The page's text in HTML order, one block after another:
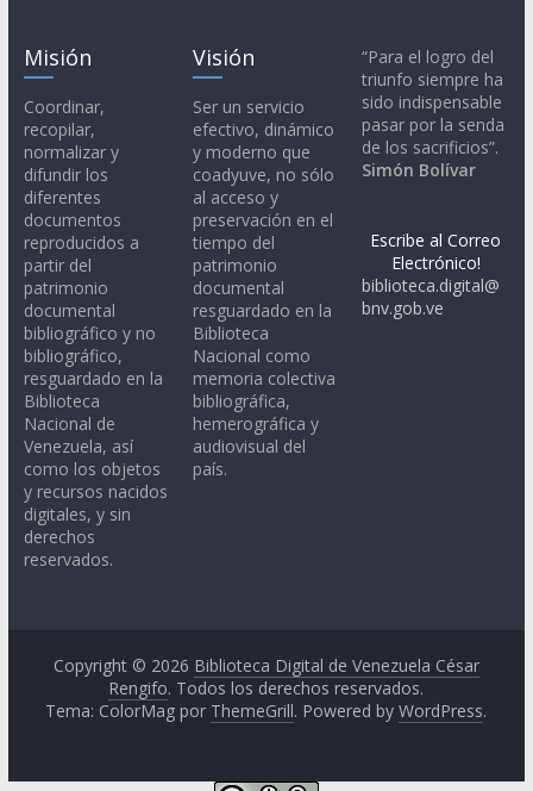
Misión
Coordinar,
recopilar,
normalizar y
difundir los
diferentes
documentos
reproducidos a
partir del
patrimonio
documental
bibliográfico y no
bibliográfico,
resguardado en la
Biblioteca
Nacional de
Venezuela, así
como los objetos
y recursos nacidos
digitales, y sin
derechos
reservados.
Visión
Ser un servicio
efectivo, dinámico
y moderno que
coadyuve, no sólo
al acceso y
preservación en el
tiempo del
patrimonio
documental
resguardado en la
Biblioteca
Nacional como
memoria colectiva
bibliográfica,
hemerográfica y
audiovisual del
país.
“Para el logro del
triunfo siempre ha
sido indispensable
pasar por la senda
de los sacrificios”.
Simón Bolívar
Escribe al Correo
Electrónico!
biblioteca.digital@
bnv.gob.ve
Copyright © 2026 Biblioteca Digital de Venezuela César
Rengifo. Todos los derechos reservados.
Tema: ColorMag por ThemeGrill. Powered byWordPress.